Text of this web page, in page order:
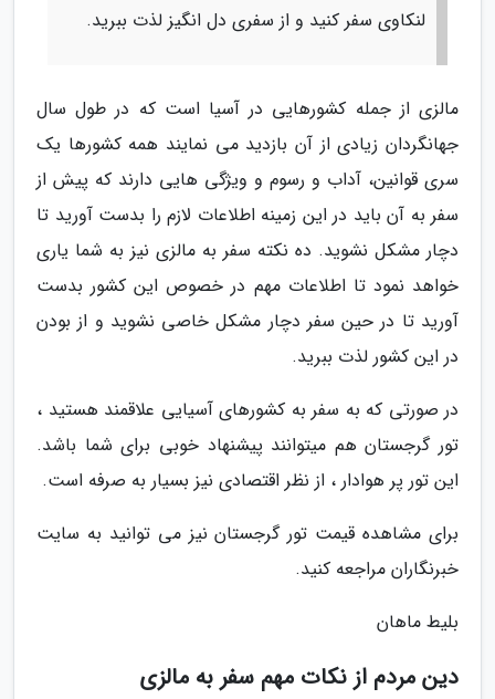
لنکاوی سفر کنید و از سفری دل انگیز لذت ببرید.
مالزی از جمله کشورهایی در آسیا است که در طول سال
جهانگردان زیادی از آن بازدید می نمایند همه کشورها یک
سری قوانین، آداب و رسوم و ویژگی هایی دارند که پیش از
سفر به آن باید در این زمینه اطلاعات لازم را بدست آورید تا
دچار مشکل نشوید. ده نکته سفر به مالزی نیز به شما یاری
خواهد نمود تا اطلاعات مهم در خصوص این کشور بدست
آورید تا در حین سفر دچار مشکل خاصی نشوید و از بودن
در این کشور لذت ببرید.
در صورتی که به سفر به کشورهای آسیایی علاقمند هستید ،
تور گرجستان هم میتوانند پیشنهاد خوبی برای شما باشد.
این تور پر هوادار ، از نظر اقتصادی نیز بسیار به صرفه است.
برای مشاهده قیمت تور گرجستان نیز می توانید به سایت
خبرنگاران مراجعه کنید.
بلیط ماهان
دین مردم از نکات مهم سفر به مالزی